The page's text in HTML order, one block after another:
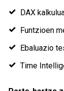
DAX
Funtzioen
Ebaluazio
Time